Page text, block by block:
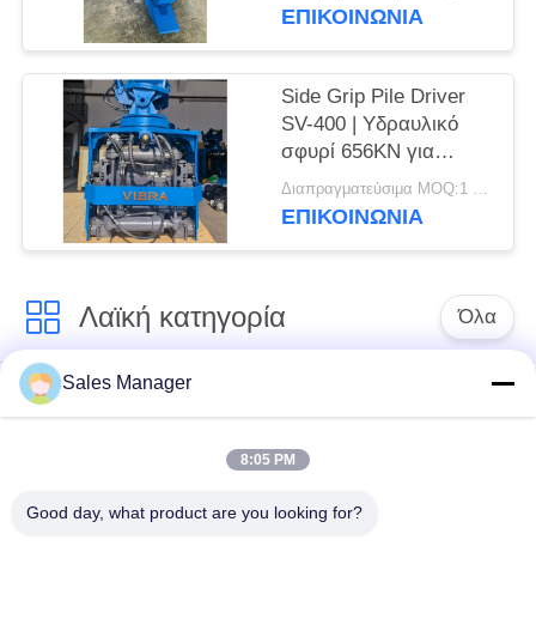
ΕΠΙΚΟΙΝΩΝΙΑ
Side Grip Pile Driver
SV-400 | Υδραυλικό
σφυρί 656KN για
στενούς χώρους
Διαπραγματεύσιμα MOQ:1 σετ
ΕΠΙΚΟΙΝΩΝΙΑ
Λαϊκή κατηγορία Όλα
υδραυλικών
πασσάλων
συναρμολογημένα
σωρό πρόγραμμα
Sales Manager
8:05 PM
Good day, what product are you looking for?